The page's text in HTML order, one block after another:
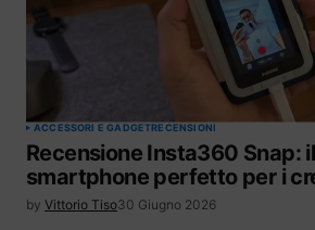
ACCESSORI E GADGETRECENSIONI
Recensione Insta360 Snap:
smartphone perfetto per i
by Vittorio Tiso30 Giugno 2026